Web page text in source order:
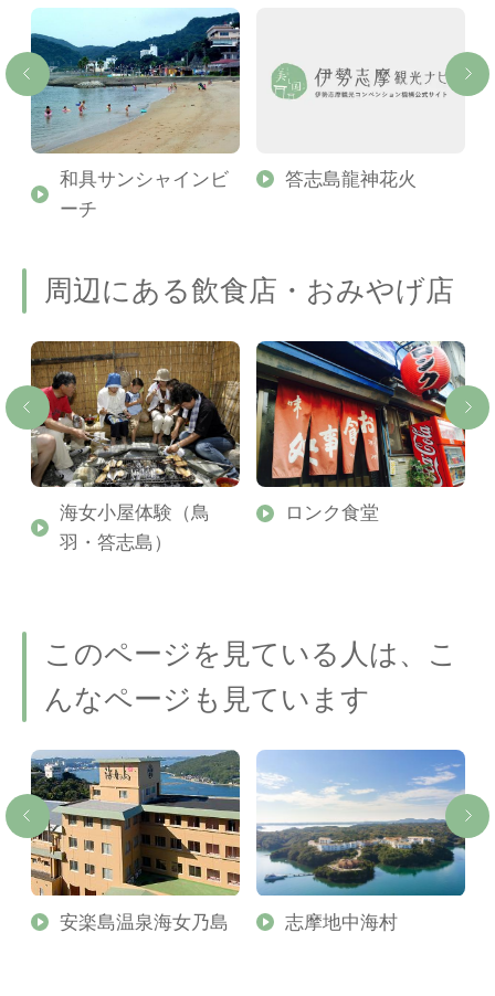
和具サンシャインビ
ーチ
答志島龍神花火
周辺にある飲食店・おみやげ店
海女小屋体験（鳥
羽・答志島）
ロンク食堂
このページを見ている人は、こ
んなページも見ています
安楽島温泉海女乃島 志摩地中海村